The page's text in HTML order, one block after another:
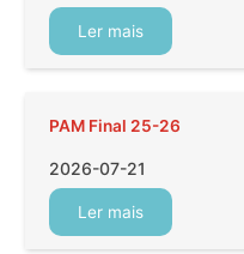
Ler mais
PAM Final 25-26
2026-07-21
Ler mais